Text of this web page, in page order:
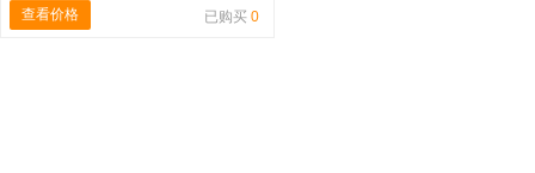
查看价格
已购买 0